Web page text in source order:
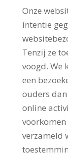
Onze
intentie
Tenzij ze
voogd. We
een
ouders
online
voorkomen
verzameld